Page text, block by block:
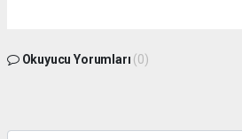
Okuyucu Yorumları (0)